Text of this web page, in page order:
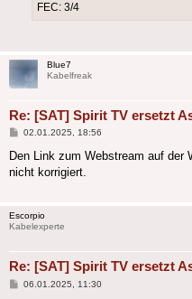
FEC: 3/4
Blue7
Kabelfreak
Re: [SAT] Spirit TV ersetzt
Beitrag
02.01.2025, 18:56
Den Link zum Webstream auf der
nicht korrigiert.
Escorpio
Kabelexperte
Re: [SAT] Spirit TV ersetzt
Beitrag
06.01.2025, 11:30